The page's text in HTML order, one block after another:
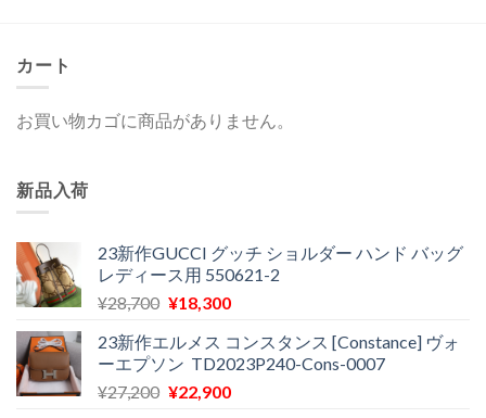
カート
お買い物カゴに商品がありません。
新品入荷
23新作GUCCI グッチ ショルダー ハンド バッグ
レディース用 550621-2
¥28,700 元
価
格
は
¥18,300現
の
価
格
23新作エルメス コンスタンス [Constance] ヴォ
ーエプソン TD2023P240-Cons-0007
¥27,200 元
¥22,900現